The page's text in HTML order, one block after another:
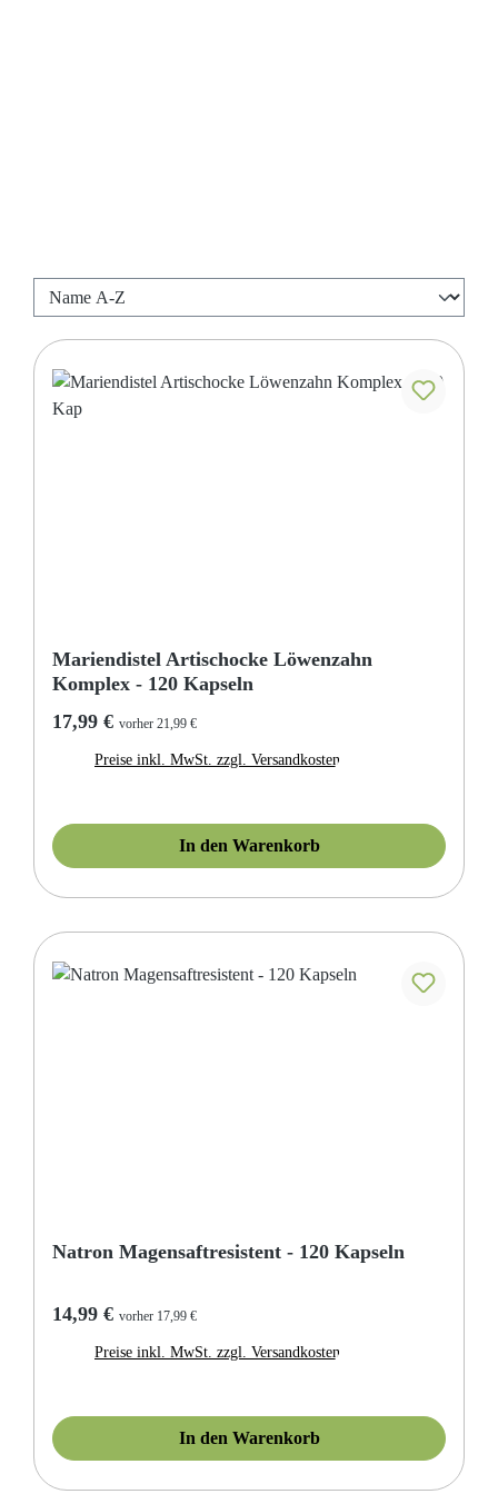
Mariendistel Artischocke Löwenzahn
Komplex - 120 Kapseln
Regulärer Preis:
17,99 € vorher 21,99 €
Preise inkl. MwSt. zzgl. Versandkosten
In den Warenkorb
Natron Magensaftresistent - 120 Kapseln
Regulärer Preis:
14,99 € vorher 17,99 €
Preise inkl. MwSt. zzgl. Versandkosten
In den Warenkorb